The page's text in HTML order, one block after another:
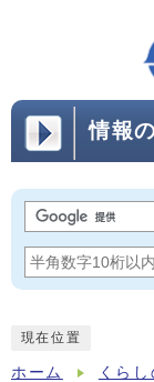
情報
現在位置
ホーム くら